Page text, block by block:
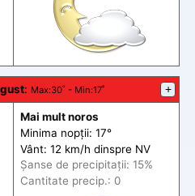
: Max:30˚ - Min:17˚ +
Mai mult noros
Minima nopții: 17°
Vânt: 12 km/h dinspre NV
Șanse de precipitații: 15%
Cantitate precip.: 0